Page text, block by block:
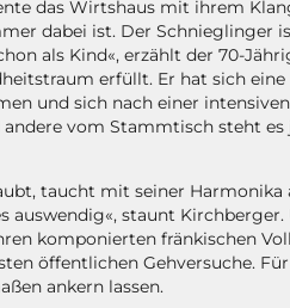
das Wirtshaus mit ihrem
dabei ist. Der Schnieglinger
als Kind«, erzählt der 70-
erfüllt. Er hat sich
und sich nach einer
vom Stammtisch steht
taucht mit seiner
auswendig«, staunt
komponierten fränkischen
öffentlichen Gehversuche.
ankern lassen.